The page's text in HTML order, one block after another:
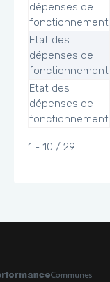
dépenses de
fonctionnement
Etat des
dépenses de
fonctionnement
Etat des
dépenses de
fonctionnement
1 - 10 / 29